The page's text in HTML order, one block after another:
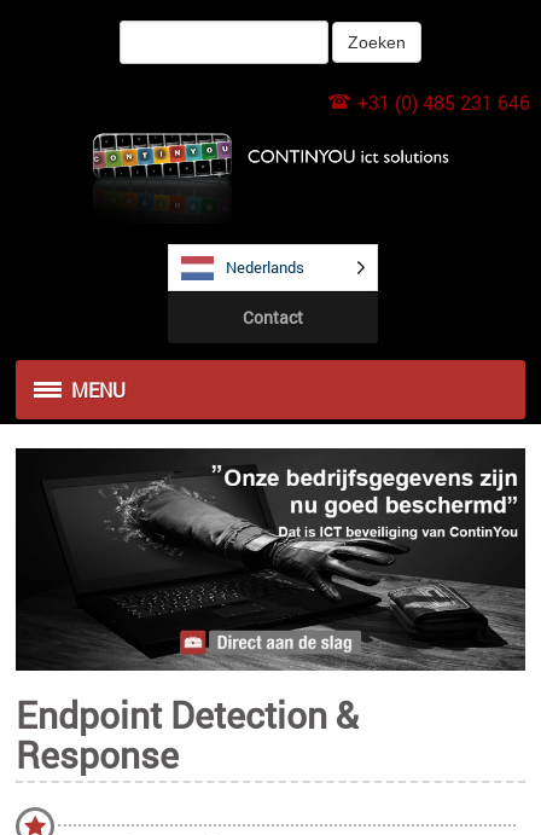
+31 (0) 485 231 646
Nederlands
Contact
MENU
Endpoint Detection &
Response